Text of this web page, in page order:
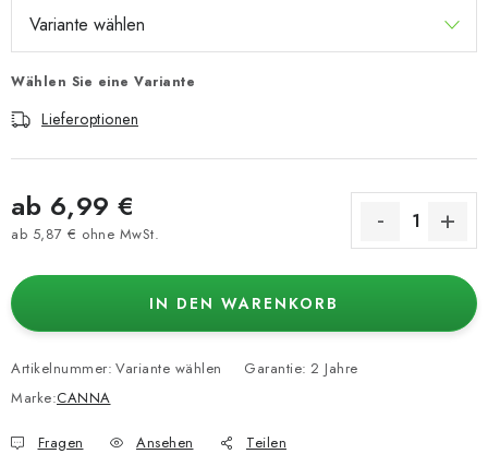
Wählen Sie eine Variante
Lieferoptionen
ab 6,99 €
ab 5,87 € ohne MwSt.
IN DEN WARENKORB
Artikelnummer: Variante wählen
Marke:CANNA
Garantie: 2 Jahre
Fragen Ansehen Teilen